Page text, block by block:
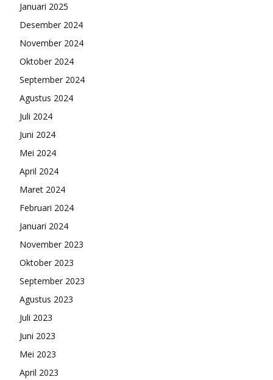
Januari 2025
Desember 2024
November 2024
Oktober 2024
September 2024
Agustus 2024
Juli 2024
Juni 2024
Mei 2024
April 2024
Maret 2024
Februari 2024
Januari 2024
November 2023
Oktober 2023
September 2023
Agustus 2023
Juli 2023
Juni 2023
Mei 2023
April 2023